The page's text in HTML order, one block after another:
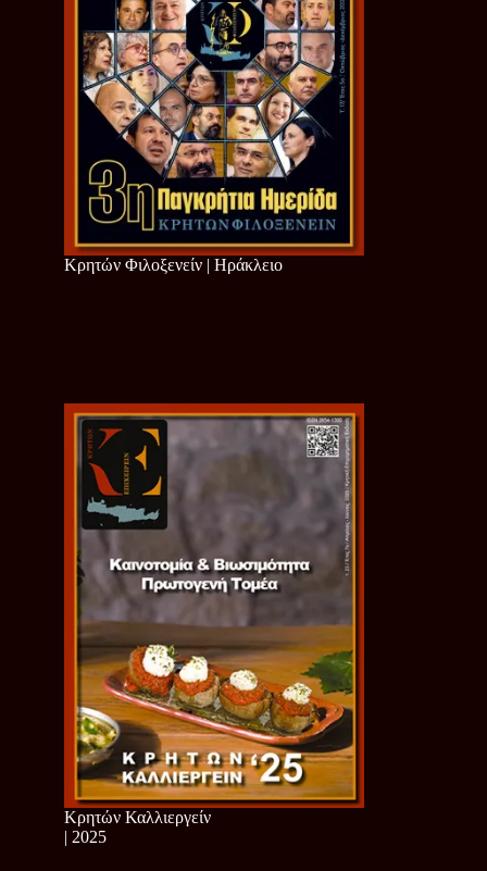
Κρητών Φιλοξενείν | Ηράκλειο
Κρητών Καλλιεργείν
| 2025